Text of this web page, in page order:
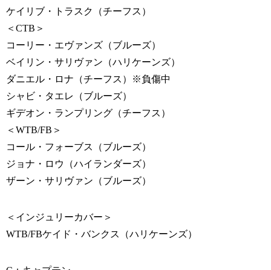
ケイリブ・トラスク（チーフス）
＜CTB＞
コーリー・エヴァンズ（ブルーズ）
ベイリン・サリヴァン（ハリケーンズ）
ダニエル・ロナ（チーフス）※負傷中
シャビ・タエレ（ブルーズ）
ギデオン・ランプリング（チーフス）
＜WTB/FB＞
コール・フォーブス（ブルーズ）
ジョナ・ロウ（ハイランダーズ）
ザーン・サリヴァン（ブルーズ）
＜インジュリーカバー＞
WTB/FBケイド・バンクス（ハリケーンズ）